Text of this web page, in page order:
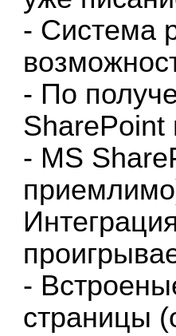
- Система
- По
SharePoint
- MS
-
страницы